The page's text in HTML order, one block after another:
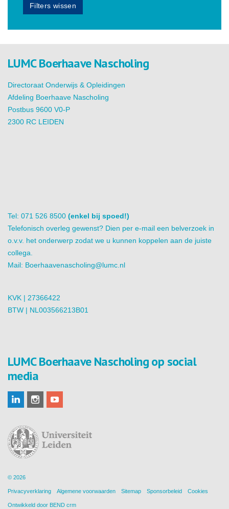
Filters wissen
LUMC Boerhaave Nascholing
Directoraat Onderwijs & Opleidingen
Afdeling Boerhaave Nascholing
Postbus 9600 V0-P
2300 RC LEIDEN
Tel: 071 526 8500 (enkel bij spoed!)
Telefonisch overleg gewenst? Dien per e-mail een belverzoek in
o.v.v. het onderwerp zodat we u kunnen koppelen aan de juiste
collega.
Mail: Boerhaavenascholing@lumc.nl
KVK | 27366422
BTW | NL003566213B01
LUMC Boerhaave Nascholing op social
media
© 2026
Privacyverklaring Algemene voorwaarden Sitemap Sponsorbeleid Cookies
Ontwikkeld door BEND crm